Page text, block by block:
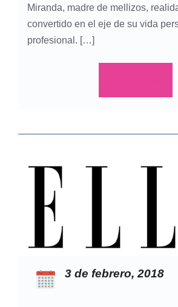
Miranda, madre de mellizos,
convertido en el eje de su vida
profesional. […]
3 de febrero, 2018